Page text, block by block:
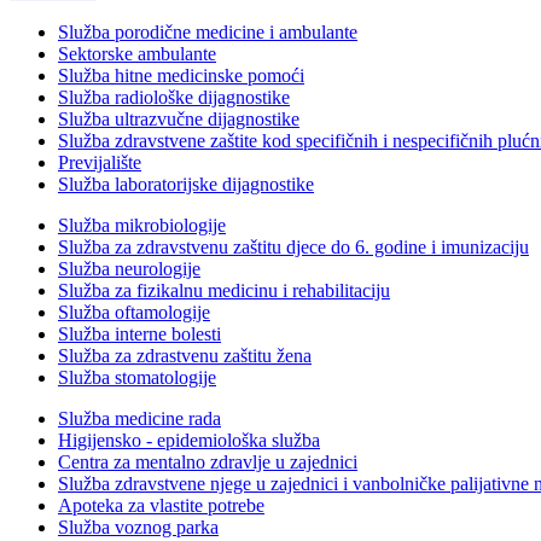
Služba porodične medicine i ambulante
Sektorske ambulante
Služba hitne medicinske pomoći
Služba radiološke dijagnostike
Služba ultrazvučne dijagnostike
Služba zdravstvene zaštite kod specifičnih i nespecifičnih
Previjalište
Služba laboratorijske dijagnostike
Služba mikrobiologije
Služba za zdravstvenu zaštitu djece do 6. godine i imunizaciju
Služba neurologije
Služba za fizikalnu medicinu i rehabilitaciju
Služba oftamologije
Služba interne bolesti
Služba za zdrastvenu zaštitu žena
Služba stomatologije
Služba medicine rada
Higijensko - epidemiološka služba
Centra za mentalno zdravlje u zajednici
Služba zdravstvene njege u zajednici i vanbolničke palijativne
Apoteka za vlastite potrebe
Služba voznog parka